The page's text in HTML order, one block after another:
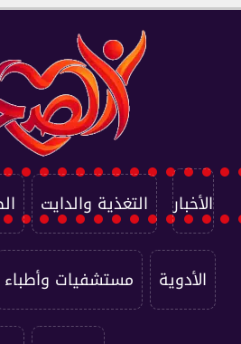
الأخبار التغذية والدايت
الأدوية مستشفيات وأطباء